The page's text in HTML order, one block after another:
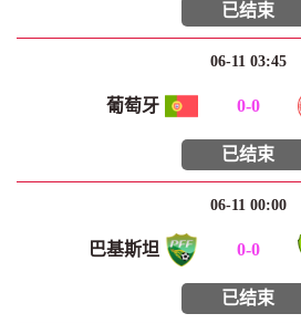
已结束
06-11 03:45
葡萄牙 0-0
已结束
06-11 00:00
巴基斯坦 0-0
已结束